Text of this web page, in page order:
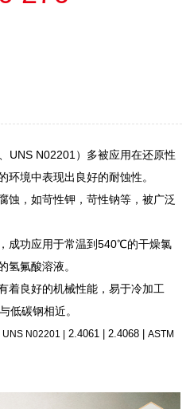
UNS N02201 ）多被应用在还原性
环境中表现出良好的耐蚀性。
蚀，如苛性钾，苛性钠等，被广泛
成功应用于常温到540℃的干燥氯
氢氟酸溶液。
着良好的机械性能，易于冷加工
低碳钢相近。
UNS N02201 | 2.4061 | 2.4068 | ASTM